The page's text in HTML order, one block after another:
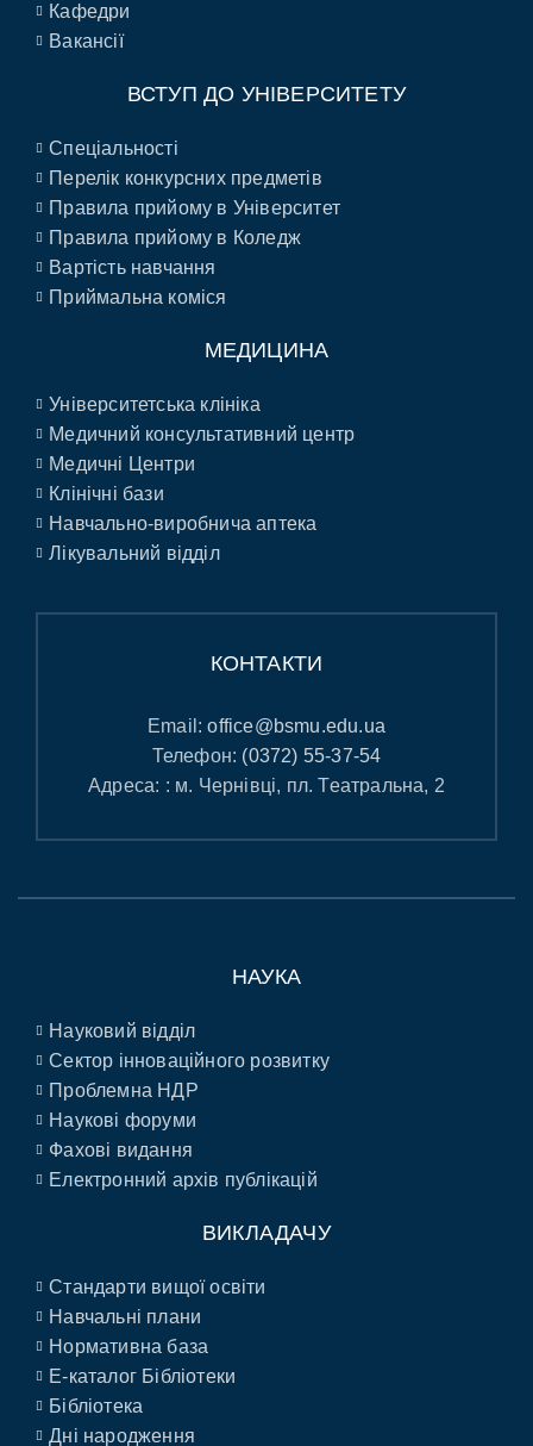
Кафедри
Вакансії
ВСТУП ДО УНІВЕРСИТЕТУ
Спеціальності
Перелік конкурсних предметів
Правила прийому в Університет
Правила прийому в Коледж
Вартість навчання
Приймальна коміся
МЕДИЦИНА
Університетська клініка
Медичний консультативний центр
Медичні Центри
Клінічні бази
Навчально-виробнича аптека
Лікувальний відділ
КОНТАКТИ
Email:office@bsmu.edu.ua
Телефон: (0372) 55-37-54
Адреса: : м. Чернівці, пл. Театральна, 2
НАУКА
Науковий відділ
Сектор інноваційного розвитку
Проблемна НДР
Наукові форуми
Фахові видання
Електронний архів публікацій
ВИКЛАДАЧУ
Стандарти вищої освіти
Навчальні плани
Нормативна база
E-каталог Бібліотеки
Бібліотека
Дні народження